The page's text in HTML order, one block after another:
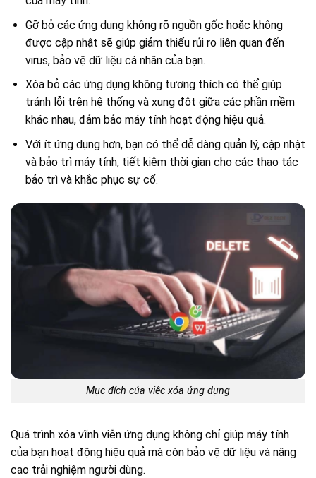
Gỡ bỏ các ứng dụng không rõ nguồn gốc hoặc không
được cập nhật sẽ giúp giảm thiểu rủi ro liên quan đến
virus, bảo vệ dữ liệu cá nhân của bạn.
Xóa bỏ các ứng dụng không tương thích có thể giúp
tránh lỗi trên hệ thống và xung đột giữa các phần mềm
khác nhau, đảm bảo máy tính hoạt động hiệu quả.
Với ít ứng dụng hơn, bạn có thể dễ dàng quản lý, cập nhật
và bảo trì máy tính, tiết kiệm thời gian cho các thao tác
bảo trì và khắc phục sự cố.
Mục đích của việc xóa ứng dụng
Quá trình xóa vĩnh viễn ứng dụng không chỉ giúp máy tính
của bạn hoạt động hiệu quả mà còn bảo vệ dữ liệu và nâng
cao trải nghiệm người dùng.